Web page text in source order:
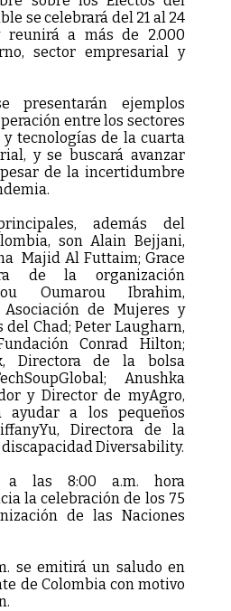
se celebrará del 21 al 24
reunirá a más de 2.000
sector empresarial y
presentarán ejemplos
entre los sectores
tecnologías de la cuarta
y se buscará avanzar
de la incertidumbre
además del
son Alain Bejjani,
Majid Al Futtaim; Grace
de la organización
Oumarou Ibrahim,
de Mujeres y
Chad; Peter Laugharn,
Conrad Hilton;
Directora de la bolsa
Anushka
y Director de myAgro,
ayudar a los pequeños
Directora de la
Diversability.
a las 8:00 a.m. hora
la celebración de los 75
de las Naciones
se emitirá un saludo en
de Colombia con motivo